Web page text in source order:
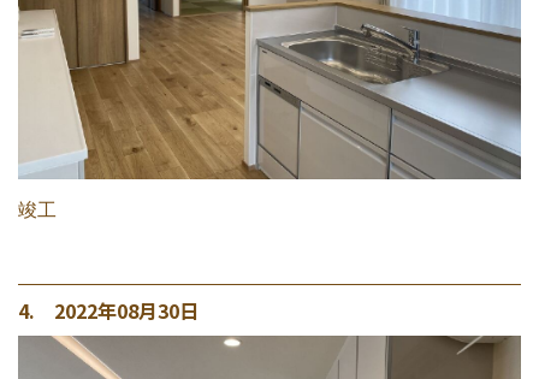
竣工
4. 2022年08月30日